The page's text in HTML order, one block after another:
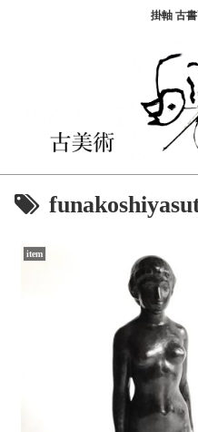
掛軸 古
item